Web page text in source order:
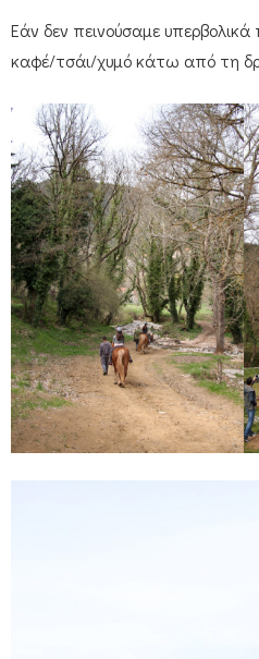
Εάν δεν πεινούσαμε
καφέ/τσάι/χυμό κάτω από τη